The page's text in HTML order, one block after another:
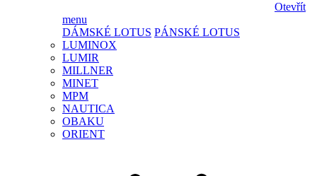
Otevřít
menu
DÁMSKÉ LOTUS PÁNSKÉ LOTUS
LUMINOX
LUMIR
MILLNER
MINET
MPM
NAUTICA
OBAKU
ORIENT